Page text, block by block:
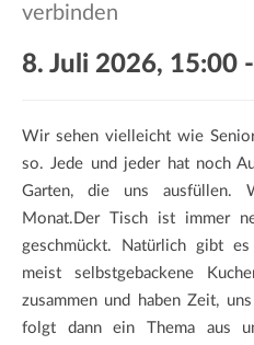
verbinden
8. Juli 2026, 15:00 -
Wir sehen vielleicht wie
so. Jede und jeder hat noch
Garten, die uns ausfüllen.
Monat.Der Tisch ist immer
geschmückt. Natürlich gibt
meist selbstgebackene
zusammen und haben Zeit,
folgt dann ein Thema aus